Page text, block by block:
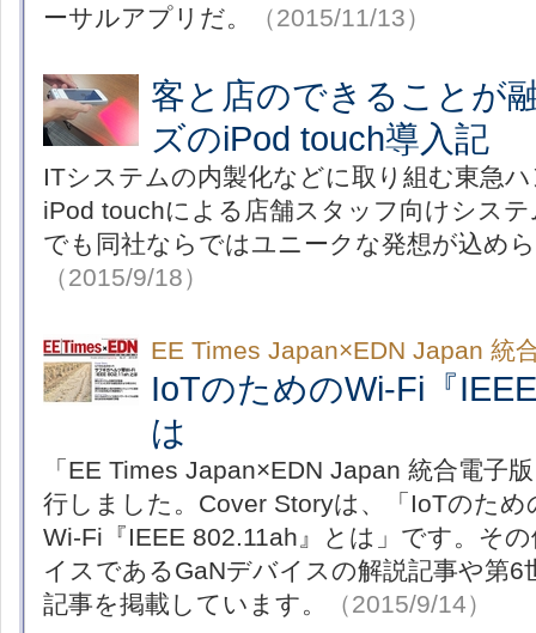
ーサルアプリだ。
（2015/11/13）
客と店のできることが
ズのiPod touch導入記
ITシステムの内製化などに取り組む東急
iPod touchによる店舗スタッフ向けシス
でも同社ならではユニークな発想が込め
（2015/9/18）
EE Times Japan×EDN Japan 統
IoTのためのWi-Fi『
は
「EE Times Japan×EDN Japan 統合電子
行しました。Cover Storyは、「IoTのた
Wi-Fi『IEEE 802.11ah』とは」です。そ
イスであるGaNデバイスの解説記事や第6
記事を掲載しています。
（2015/9/14）